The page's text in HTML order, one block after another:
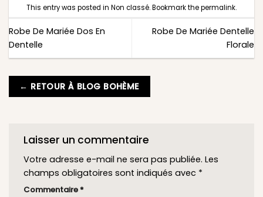
This entry was posted in Non classé. Bookmark thepermalink.
Robe De Mariée Dos En
Dentelle
Robe De Mariée Dentelle
Florale
← RETOUR À BLOG BOHÈME
Laisser un commentaire
Votre adresse e-mail ne sera pas publiée. Les
champs obligatoires sont indiqués avec *
Commentaire *